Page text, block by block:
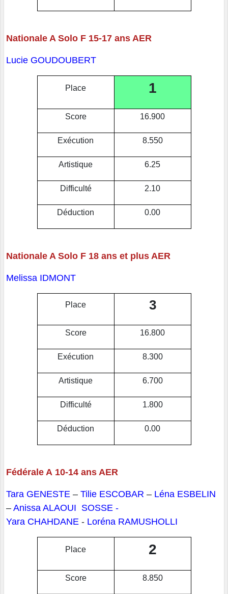
Nationale A Solo F 15-17 ans AER
Lucie GOUDOUBERT
Place 1
Score 16.900
Exécution 8.550
Artistique 6.25
Difficulté 2.10
Déduction 0.00
Nationale A Solo F 18 ans et plus AER
Melissa IDMONT
Place 3
Score 16.800
Exécution 8.300
Artistique 6.700
Difficulté 1.800
Déduction 0.00
Fédérale A 10-14 ans AER
Tara GENESTE – Tilie ESCOBAR – Léna ESBELIN
– Anissa ALAOUI SOSSE -
Yara CHAHDANE - Loréna RAMUSHOLLI
Place 2
Score 8.850